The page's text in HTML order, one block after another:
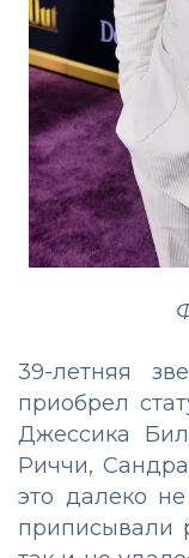
39-летняя
приобрел
Джессика
Риччи,
это далеко
приписывали